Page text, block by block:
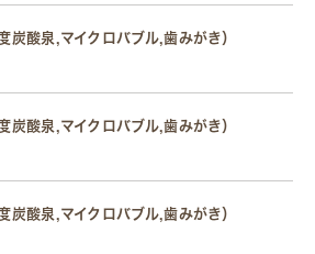
炭酸泉,マイクロバブル,歯みがき）
炭酸泉,マイクロバブル,歯みがき）
炭酸泉,マイクロバブル,歯みがき）